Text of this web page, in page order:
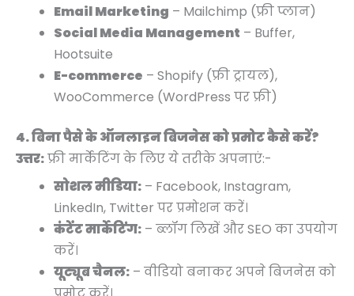
Email Marketing – Mailchimp (फ्री प्लान)
Social Media Management – Buffer,
Hootsuite
E-commerce – Shopify (फ्री ट्रायल),
WooCommerce (WordPress पर फ्री)
4. बिना पैसे के ऑनलाइन बिजनेस को प्रमोट कैसे करें?
उत्तर:फ्री मार्केटिंग के लिए ये तरीके अपनाएं:-
सोशल मीडिया: – Facebook, Instagram,
LinkedIn, Twitter पर प्रमोशन करें।
कंटेंट मार्केटिंग: – ब्लॉग लिखें और SEO का उपयोग
करें।
यूट्यूब चैनल: – वीडियो बनाकर अपने बिजनेस को